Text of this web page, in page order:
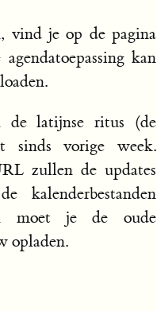
vind je op de pagina
kan
de latijnse ritus (de
sinds vorige week.
zullen de updates
moet je de oude
opladen.